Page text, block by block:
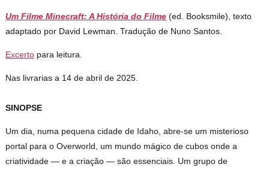
Um Filme Minecraft: A História do Filme (ed. Booksmile), texto
adaptado por David Lewman. Tradução de Nuno Santos.
Excerto para leitura.
Nas livrarias a 14 de abril de 2025.
SINOPSE
Um dia, numa pequena cidade de Idaho, abre-se um misterioso
portal para o Overworld, um mundo mágico de cubos onde a
criatividade — e a criação — são essenciais. Um grupo de